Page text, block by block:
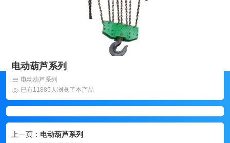
电动葫芦系列
电动葫芦系列
已有11885人浏览了本产品
上一页： 电动葫芦系列